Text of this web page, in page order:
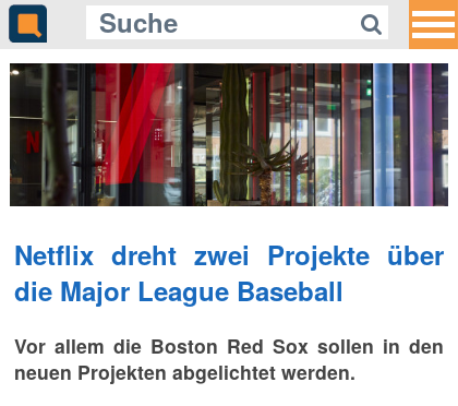
Netflix dreht zwei Projekte über
die Major League Baseball
Vor allem die Boston Red Sox sollen in den
neuen Projekten abgelichtet werden.